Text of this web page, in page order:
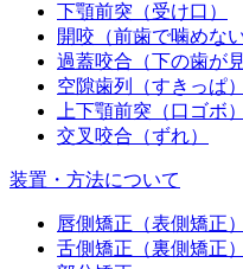
下顎前突（受け口）
開咬（前歯で噛めない
過蓋咬合（下の歯が
空隙歯列（すきっぱ）
上下顎前突（口ゴボ）
交叉咬合（ずれ）
装置・方法について
唇側矯正（表側矯正）
舌側矯正（裏側矯正）